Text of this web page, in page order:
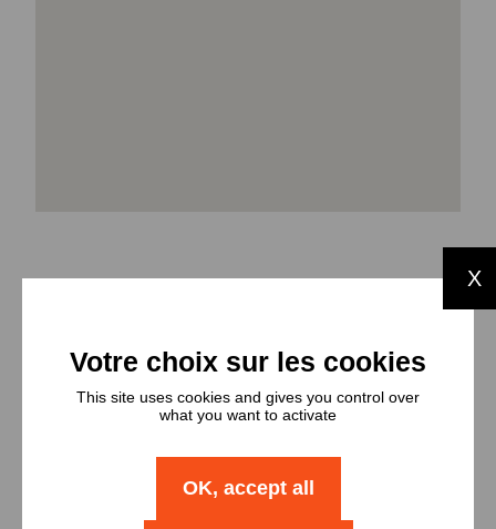
nombres de
logements
Type Nombre
Logement T2
X
This site uses cookies and gives you control over
what you want to activate
OK, accept all